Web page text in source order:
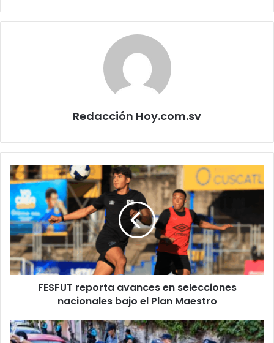
Redacción Hoy.com.sv
FESFUT
reporta
avances
en
selecciones
nacionales
bajo
el
Plan
MaestroFESFUT reporta avances en selecciones
nacionales bajo el Plan Maestro
Comuna
Central